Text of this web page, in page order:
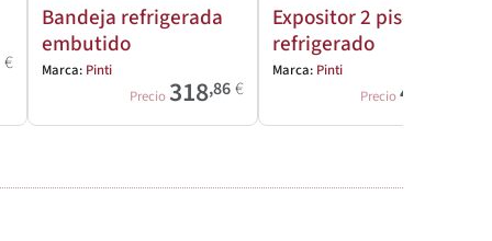
€
Bandeja refrigerada
embutido
Marca: Pinti
Precio 318,86€
Expositor 2 pisos
refrigerado
Marca: Pinti
Precio466